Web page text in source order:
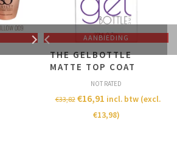
AANBIEDING
THE GELBOTTLE
MATTE TOP COAT
NOT RATED
€33,82 €16,91 incl. btw (excl.
€13,98)